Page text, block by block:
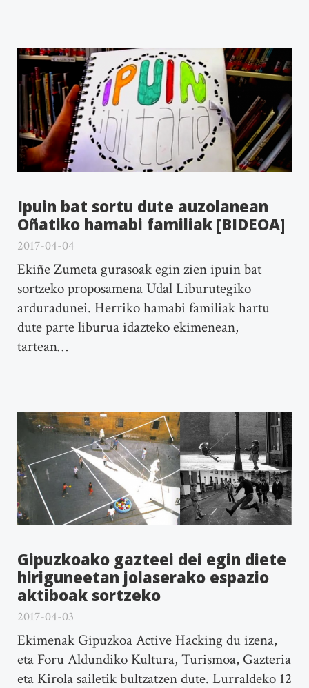
Ipuin bat sortu dute auzolanean
Oñatiko hamabi familiak [BIDEOA]
2017-04-04
Ekiñe Zumeta gurasoak egin zien ipuin bat
sortzeko proposamena Udal Liburutegiko
arduradunei. Herriko hamabi familiak hartu
dute parte liburua idazteko ekimenean,
tartean…
Gipuzkoako gazteei dei egin diete
hiriguneetan jolaserako espazio
aktiboak sortzeko
2017-04-03
Ekimenak Gipuzkoa Active Hacking du izena,
eta Foru Aldundiko Kultura, Turismoa, Gazteria
eta Kirola sailetik bultzatzen dute. Lurraldeko 12